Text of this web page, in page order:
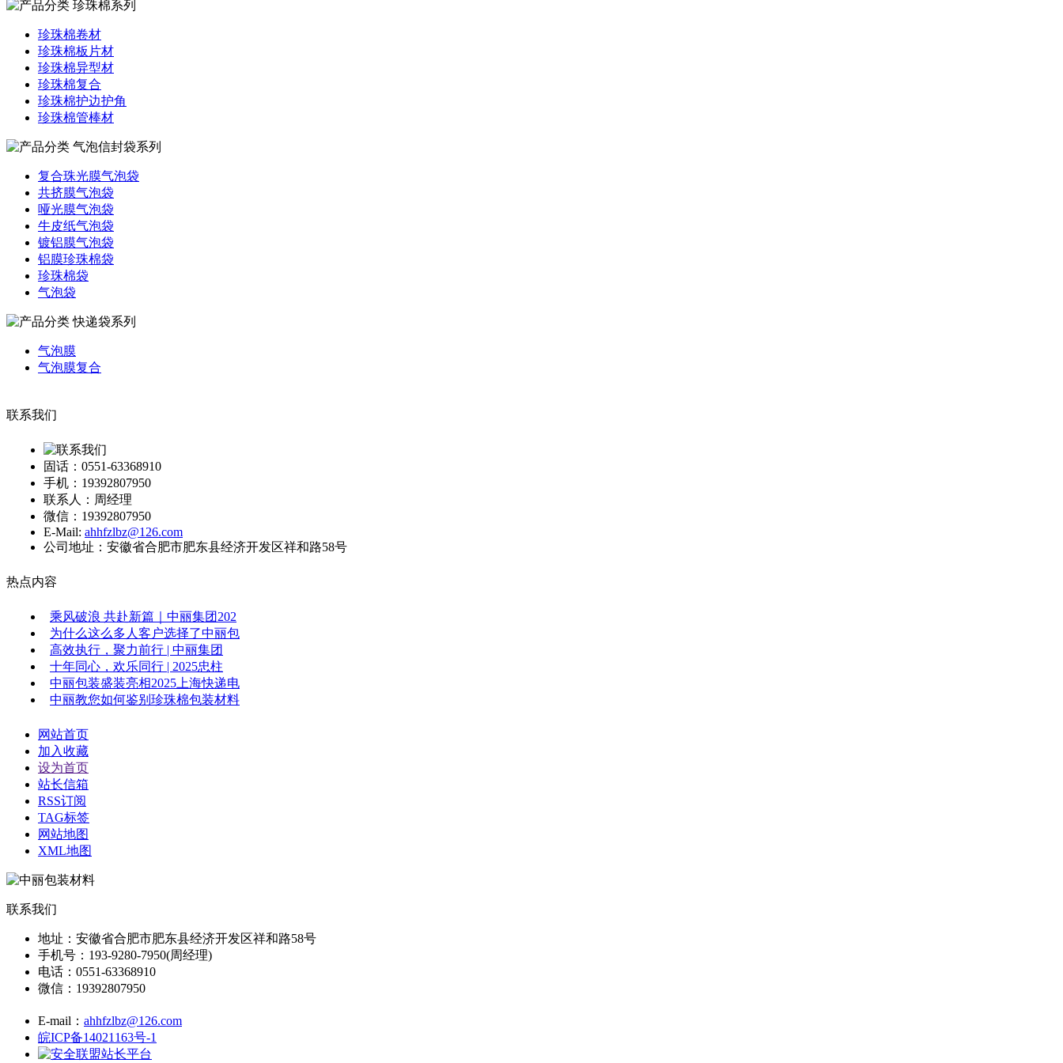
珍珠棉系列
珍珠棉卷材
珍珠棉板片材
珍珠棉异型材
珍珠棉复合
珍珠棉护边护角
珍珠棉管棒材
气泡信封袋系列
复合珠光膜气泡袋
共挤膜气泡袋
哑光膜气泡袋
牛皮纸气泡袋
镀铝膜气泡袋
铝膜珍珠棉袋
珍珠棉袋
气泡袋
快递袋系列
气泡膜
气泡膜复合
联系我们
固话：0551-63368910
手机：19392807950
联系人：周经理
微信：19392807950
E-Mail: ahhfzlbz@126.com
公司地址：安徽省合肥市肥东县经济开发区祥和路58号
热点内容
乘风破浪 共赴新篇｜中丽集团202
为什么这么多人客户选择了中丽包
高效执行，聚力前行 | 中丽集团
十年同心，欢乐同行 | 2025忠柱
中丽包装盛装亮相2025上海快递电
中丽教您如何鉴别珍珠棉包装材料
网站首页
加入收藏
设为首页
站长信箱
RSS订阅
TAG标签
网站地图
XML地图
联系我们
地址：安徽省合肥市肥东县经济开发区祥和路58号
手机号：193-9280-7950(周经理)
电话：0551-63368910
微信：19392807950
E-mail： ahhfzlbz@126.com
皖ICP备14021163号-1